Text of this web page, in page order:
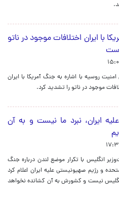
با ایران اختلافات موجود در ناتو
روسیه با اشاره به جنگ آمریکا با ایران
موجود در ناتو را تشدید کرد.
ایران، نبرد ما نیست و به آن
انگلیس با تکرار موضع لندن درباره جنگ
و رژیم صهیونیستی علیه ایران اعلام کرد
نیست و کشورش به آن کشانده نخواهد